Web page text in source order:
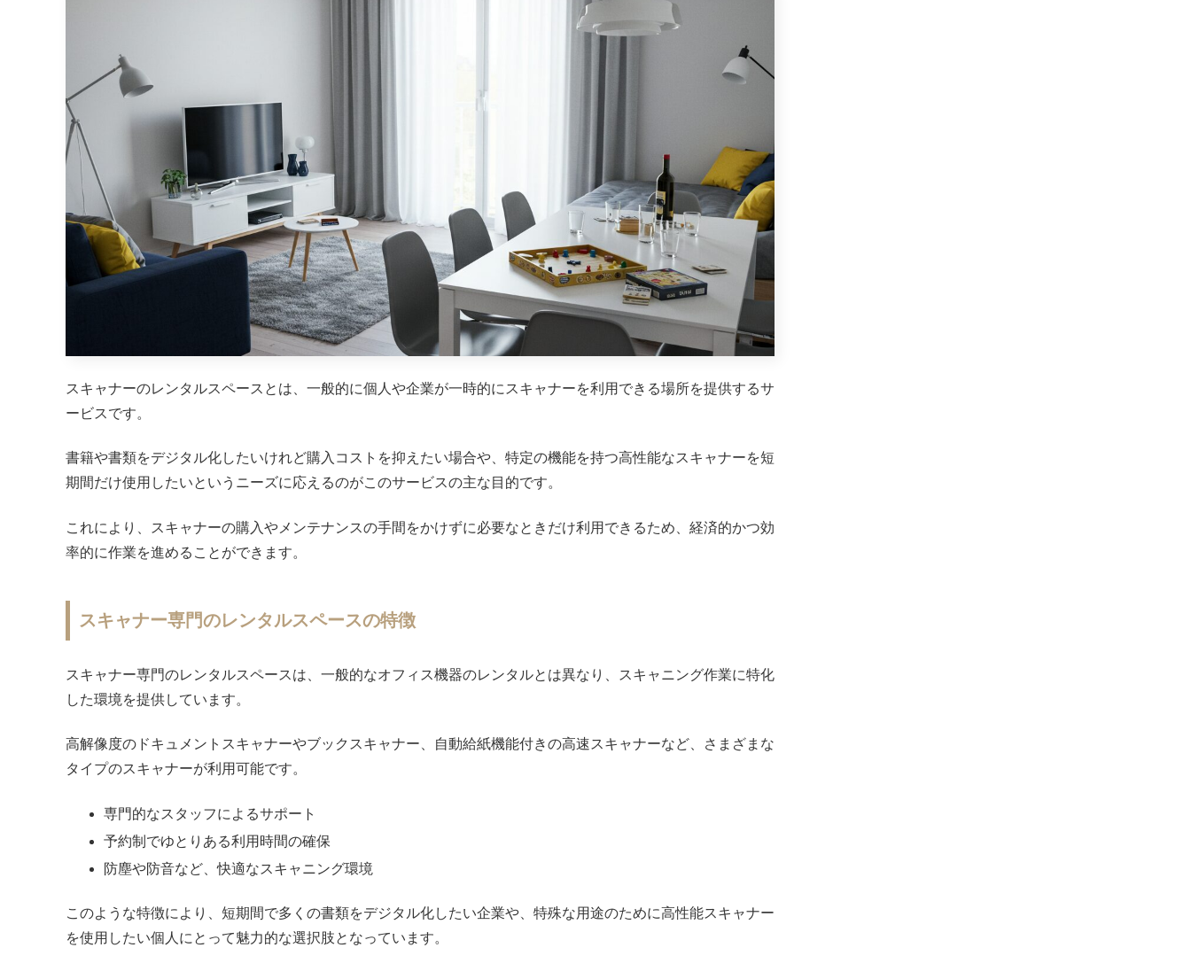
スキャナーのレンタルスペースとは、一般的に個人や企業が一時的にスキャナーを利用できる場所を提供するサ
ービスです。
書籍や書類をデジタル化したいけれど購入コストを抑えたい場合や、特定の機能を持つ高性能なスキャナーを短
期間だけ使用したいというニーズに応えるのがこのサービスの主な目的です。
これにより、スキャナーの購入やメンテナンスの手間をかけずに必要なときだけ利用できるため、経済的かつ効
率的に作業を進めることができます。
スキャナー専門のレンタルスペースの特徴
スキャナー専門のレンタルスペースは、一般的なオフィス機器のレンタルとは異なり、スキャニング作業に特化
した環境を提供しています。
高解像度のドキュメントスキャナーやブックスキャナー、自動給紙機能付きの高速スキャナーなど、さまざまな
タイプのスキャナーが利用可能です。
専門的なスタッフによるサポート
予約制でゆとりある利用時間の確保
防塵や防音など、快適なスキャニング環境
このような特徴により、短期間で多くの書類をデジタル化したい企業や、特殊な用途のために高性能スキャナー
を使用したい個人にとって魅力的な選択肢となっています。